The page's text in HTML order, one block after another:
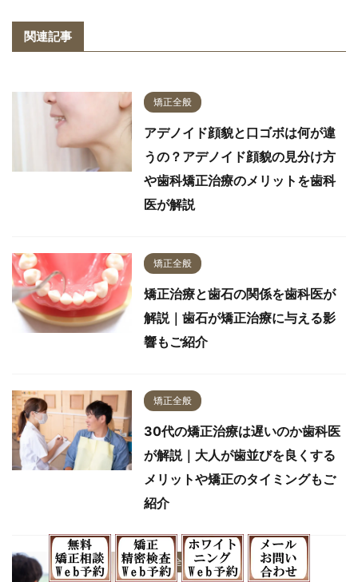
関連記事
矯正全般
アデノイド顔貌と口ゴボは何が違
うの？アデノイド顔貌の見分け方
や歯科矯正治療のメリットを歯科
医が解説
矯正全般
矯正治療と歯石の関係を歯科医が
解説｜歯石が矯正治療に与える影
響もご紹介
矯正全般
30代の矯正治療は遅いのか歯科医
が解説｜大人が歯並びを良くする
メリットや矯正のタイミングもご
紹介
矯正全般